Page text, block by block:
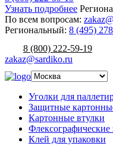
Узнать подробнее
По всем вопросам:
Региональный: 8 (495)
8 (800) 222-59-19
zakaz@sardiko.ru
Уголки для
Защитные
Картонные втулки
Флексографические
Клей для упаковки